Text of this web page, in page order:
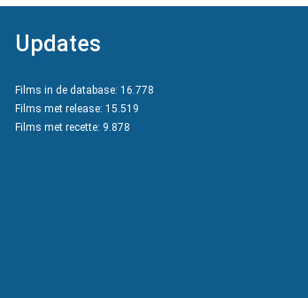
Updates
Films in de database: 16.778
Films met release: 15.519
Films met recette: 9.878